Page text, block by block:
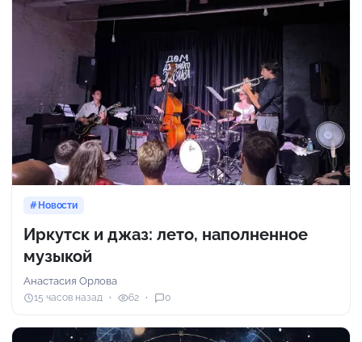
Новости
Иркутск и джаз: лето, наполненное
музыкой
Анастасия Орлова
15 часов назад 62 0